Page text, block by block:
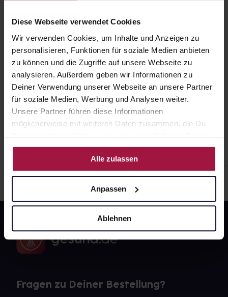
Diese Webseite verwendet Cookies
Wir verwenden Cookies, um Inhalte und Anzeigen zu
personalisieren, Funktionen für soziale Medien anbieten
zu können und die Zugriffe auf unsere Webseite zu
analysieren. Außerdem geben wir Informationen zu
Deiner Verwendung unserer Webseite an unsere Partner
für soziale Medien, Werbung und Analysen weiter.
Unsere Partner führen diese Informationen
möglicherweise mit weiteren Daten zusammen, die Du
ihnen bereitgestellt hast oder die sie im Rahmen Deiner
Nutzung der Dienste gesammelt haben.
Alle zulassen
Anpassen
Ablehnen
Arzneimittel daher nach seinen Anweisungen
anwenden.
EUPHORBIUM COMPOSITUM
Nasentr.SN
Nasendosierspray
20 ml • 542,50 € / l
Pflichtangaben und Details
10,85€ 1, 3
Fragen zu Deiner Bestellung?